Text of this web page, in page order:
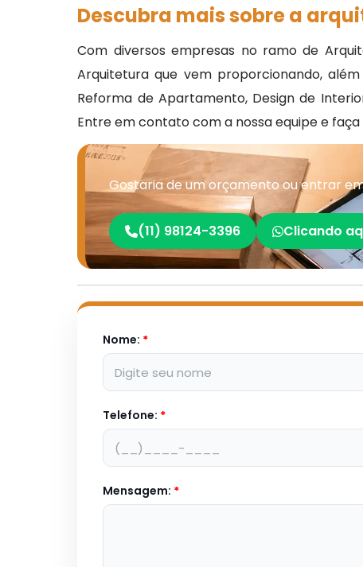
Descubra mais sobre a
Com diversos empresas no ramo de
Arquitetura que vem proporcionando,
Reforma de Apartamento, Design de
Entre em contato com a nossa equipe e
Gostaria de um orçamento ou entrar
(11) 98124-3396 Clicando
Nome: *
Telefone: *
Mensagem: *